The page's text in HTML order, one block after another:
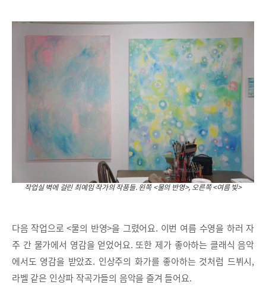
작업실 벽에 걸린 최예임 작가의 작품들. 왼쪽 <물의 반영>, 오른쪽 <여름 빛>
다음 작업으로 <물의 반영>을 그렸어요. 이번 여름 수영을 하러 자
주 간 물가에서 영감을 얻었어요. 또한 제가 좋아하는 클래식 음악
에서도 영감을 받았죠. 인상주의 화가를 좋아하는 것처럼 드뷔시,
라벨 같은 인상파 작곡가들의 음악을 즐겨 들어요.